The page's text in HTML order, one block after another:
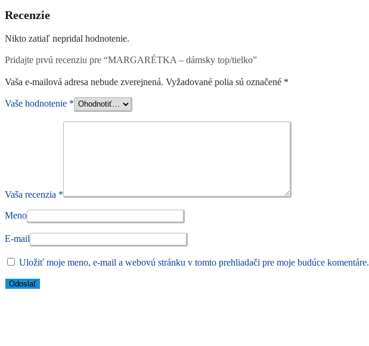
Recenzie
Nikto zatiaľ nepridal hodnotenie.
Pridajte prvú recenziu pre “MARGARÉTKA – dámsky top/tielko”
Vaša e-mailová adresa nebude zverejnená. Vyžadované polia sú označené *
Vaše hodnotenie *
Vaša recenzia *
Meno
E-mail
Uložiť moje meno, e-mail a webovú stránku v tomto prehliadači pre moje budúce komentáre.